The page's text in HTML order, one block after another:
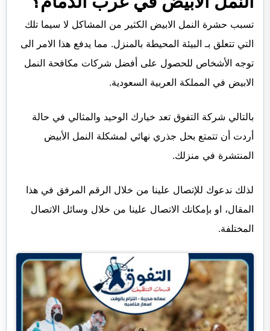
تسبب حشرة النمل الابيض الكثير من المشاكل لا سيما تلك
التي تتعلق بـ البيئة المحيطة بالمنزل. مما يدفع هذا الامر الى
توجه الأشخاص للحصول على أفضل شركات مكافحة النمل
الابيض في المملكة العربية السعودية.
بالتالي شركة التفوق تعد خيارك الوحيد والمثالي في حالة
أردت أن تتمتع بحل جذري نهائي لمشكلة النمل الأبيض
المنتشرة في منزلك.
لذلك ندعوك للإتصال علينا من خلال الرقم المرفق في هذا
المقال، او بإمكانك الاتصال علينا من خلال وسائل الاتصال
المختلفة.